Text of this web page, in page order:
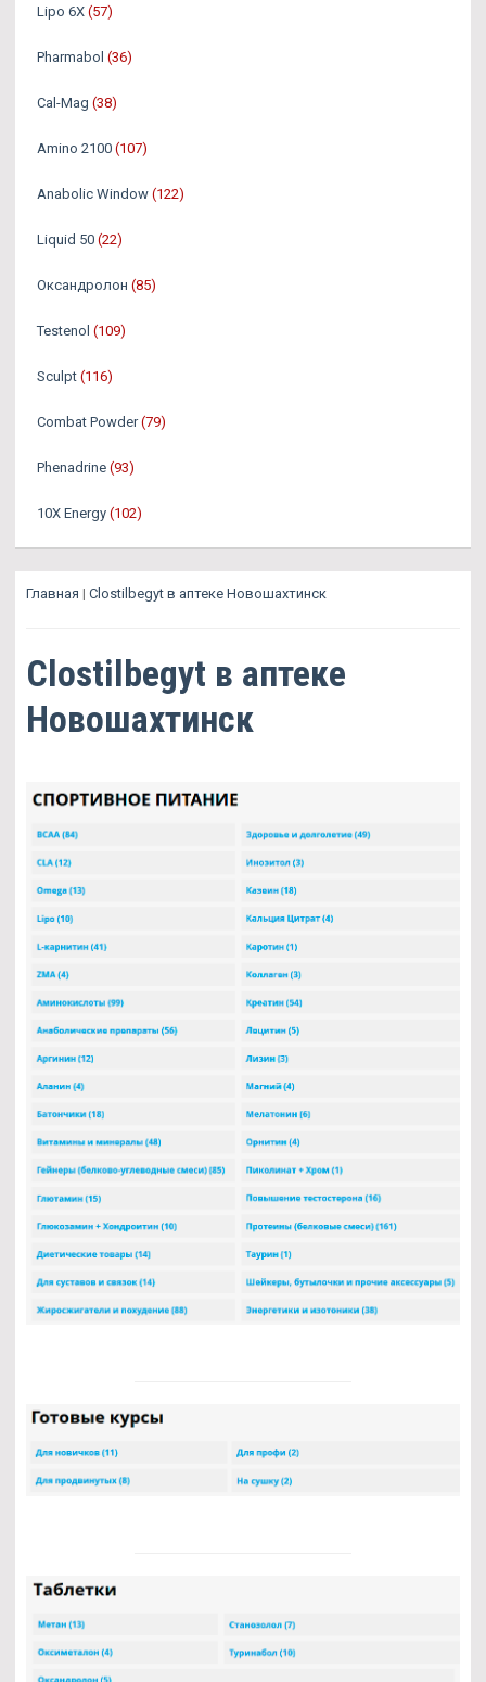
Lipo 6X (57)
Pharmabol (36)
Cal-Mag (38)
Amino 2100 (107)
Anabolic Window (122)
Liquid 50 (22)
Оксандролон (85)
Testenol (109)
Sculpt (116)
Combat Powder (79)
Phenadrine (93)
10X Energy (102)
Главная | Clostilbegyt в аптеке Новошахтинск
Clostilbegyt в аптеке
Новошахтинск